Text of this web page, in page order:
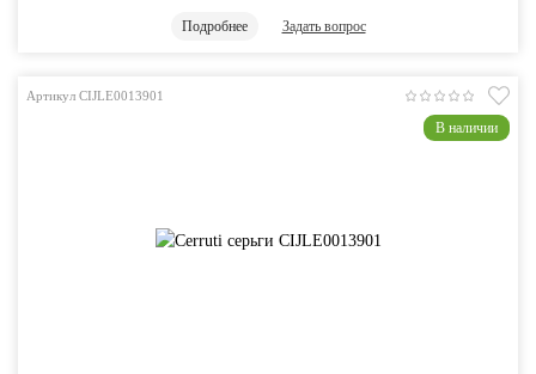
Подробнее Задать вопрос
Артикул CIJLE0013901
В наличии